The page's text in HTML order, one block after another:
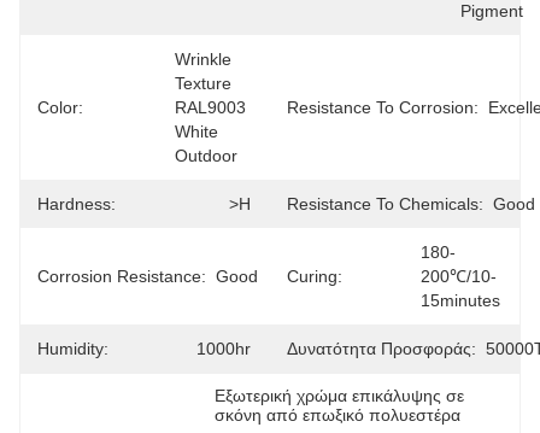
Pigment
Color:
Wrinkle
Texture
RAL9003
White
Outdoor
Resistance To Corrosion:
Hardness: >H Resistance To Chemicals: Good
Corrosion Resistance: Good Curing:
180-
200℃/10-
15minutes
Humidity: 1000hr Δυνατότητα Προσφοράς:
Εξωτερική χρώμα επικάλυψης σε
σκόνη από επωξικό πολυεστέρα